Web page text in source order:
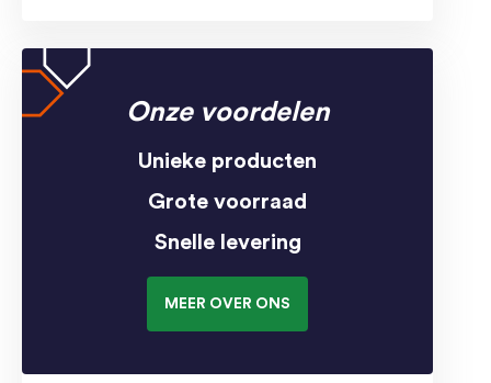
Onze voordelen
Unieke producten
Grote voorraad
Snelle levering
MEER OVER ONS